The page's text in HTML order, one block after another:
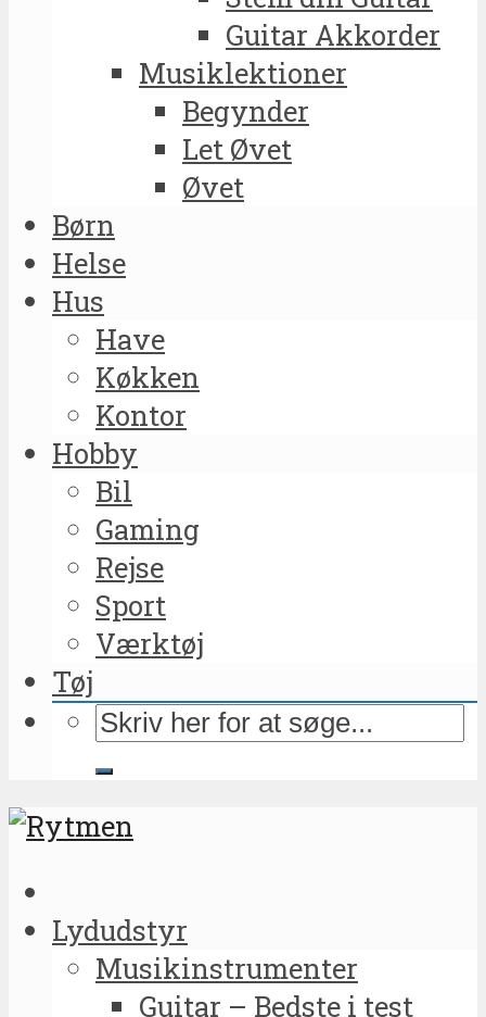
Guitar Akkorder
Musiklektioner
Begynder
Let Øvet
Øvet
Børn
Helse
Hus
Have
Køkken
Kontor
Hobby
Bil
Gaming
Rejse
Sport
Værktøj
Tøj
Lydudstyr
Musikinstrumenter
Guitar – Bedste i test